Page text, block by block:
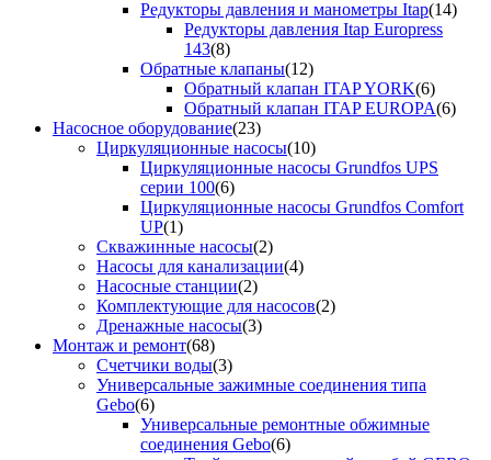
Редукторы давления и манометры Itap(14)
Редукторы давления Itap Europress
143(8)
Обратные клапаны(12)
Обратный клапан ITAP YORK(6)
Обратный клапан ITAP EUROPA(6)
Насосное оборудование(23)
Циркуляционные насосы(10)
Циркуляционные насосы Grundfos UPS
серии 100(6)
Циркуляционные насосы Grundfos Comfort
UP(1)
Скважинные насосы(2)
Насосы для канализации(4)
Насосные станции(2)
Комплектующие для насосов(2)
Дренажные насосы(3)
Монтаж и ремонт(68)
Счетчики воды(3)
Универсальные зажимные соединения типа
Gebo(6)
Универсальные ремонтные обжимные
соединения Gebo(6)